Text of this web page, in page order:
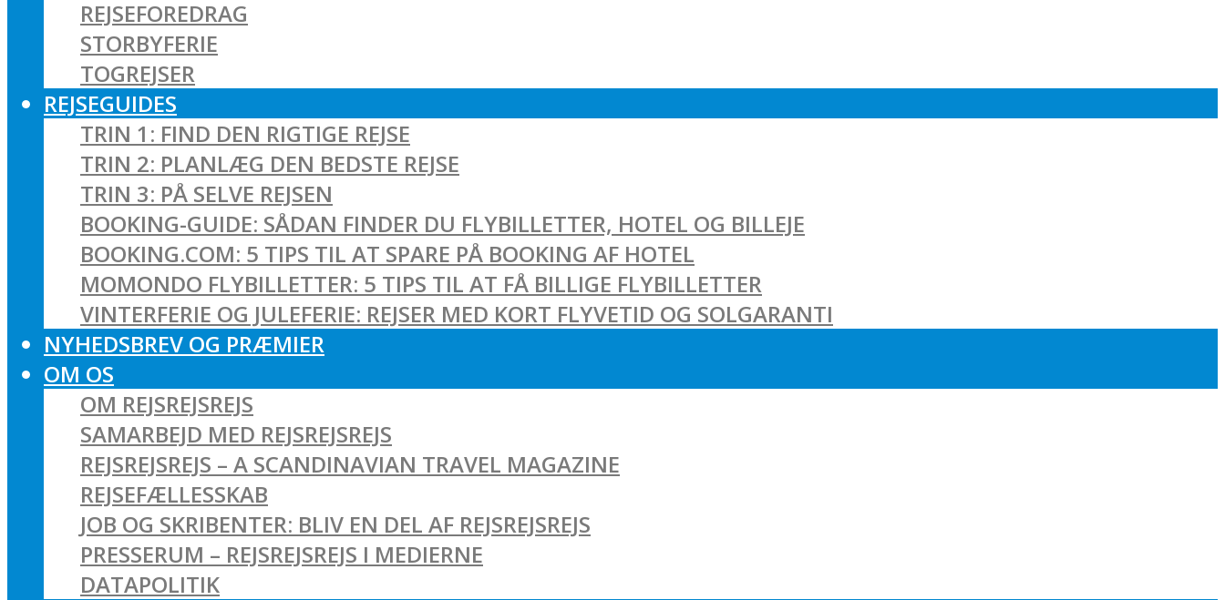
REJSEFOREDRAG
STORBYFERIE
TOGREJSER
REJSEGUIDES
TRIN 1: FIND DEN RIGTIGE REJSE
TRIN 2: PLANLÆG DEN BEDSTE REJSE
TRIN 3: PÅ SELVE REJSEN
BOOKING-GUIDE: SÅDAN FINDER DU FLYBILLETTER, HOTEL OG BILLEJE
BOOKING.COM: 5 TIPS TIL AT SPARE PÅ BOOKING AF HOTEL
MOMONDO FLYBILLETTER: 5 TIPS TIL AT FÅ BILLIGE FLYBILLETTER
VINTERFERIE OG JULEFERIE: REJSER MED KORT FLYVETID OG SOLGARANTI
NYHEDSBREV OG PRÆMIER
OM OS
OM REJSREJSREJS
SAMARBEJD MED REJSREJSREJS
REJSREJSREJS – A SCANDINAVIAN TRAVEL MAGAZINE
REJSEFÆLLESSKAB
JOB OG SKRIBENTER: BLIV EN DEL AF REJSREJSREJS
PRESSERUM – REJSREJSREJS I MEDIERNE
DATAPOLITIK